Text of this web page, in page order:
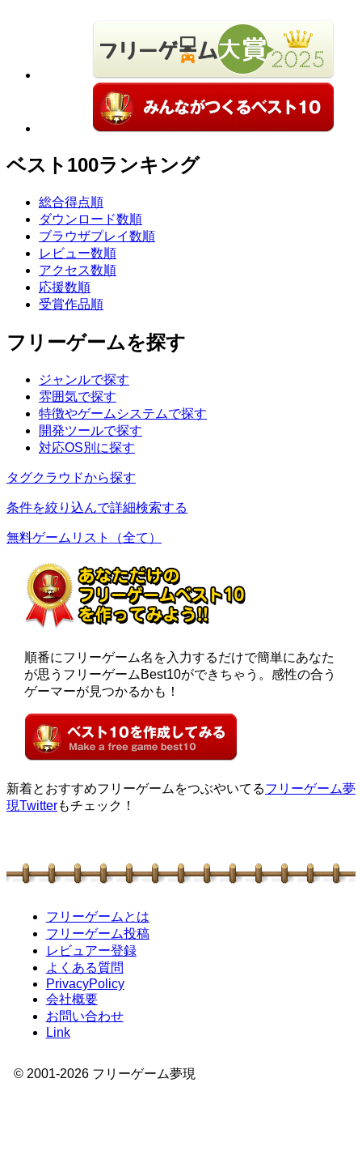
ベスト100ランキング
総合得点順
ダウンロード数順
ブラウザプレイ数順
レビュー数順
アクセス数順
応援数順
受賞作品順
フリーゲームを探す
ジャンルで探す
雰囲気で探す
特徴やゲームシステムで探す
開発ツールで探す
対応OS別に探す
タグクラウドから探す
条件を絞り込んで詳細検索する
無料ゲームリスト（全て）
順番にフリーゲーム名を入力するだけで簡単にあなた
が思うフリーゲームBest10ができちゃう。感性の合う
ゲーマーが見つかるかも！
新着とおすすめフリーゲームをつぶやいてるフリーゲーム夢
現Twitterもチェック！
フリーゲームとは
フリーゲーム投稿
レビュアー登録
よくある質問
PrivacyPolicy
会社概要
お問い合わせ
Link
© 2001-2026フリーゲーム夢現